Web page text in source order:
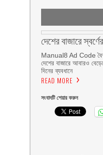
দেশের বাজারে
Manual8 Ad Code
দেশের বাজারে আবারও
দিনের ব্যবধানে
READ MORE
সংবাদটি শেয়ার করুন